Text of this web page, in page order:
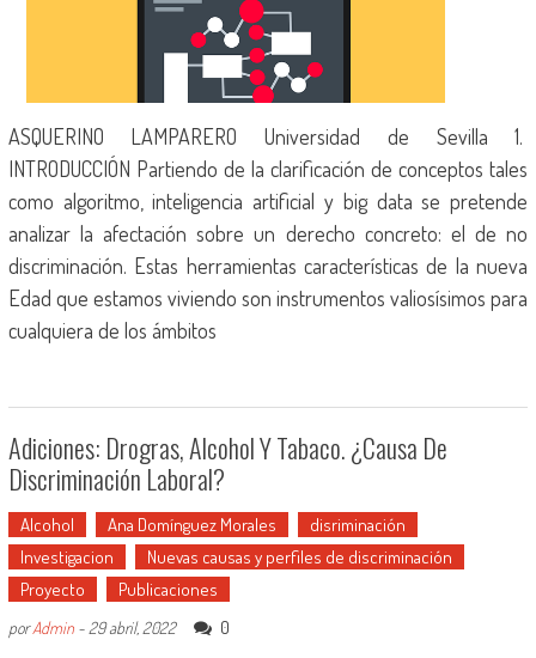
ASQUERINO LAMPARERO Universidad de Sevilla 1.
INTRODUCCIÓN Partiendo de la clarificación de conceptos tales
como algoritmo, inteligencia artificial y big data se pretende
analizar la afectación sobre un derecho concreto: el de no
discriminación. Estas herramientas características de la nueva
Edad que estamos viviendo son instrumentos valiosísimos para
cualquiera de los ámbitos
Adiciones: Drogras, Alcohol Y Tabaco. ¿Causa De
Discriminación Laboral?
Alcohol Ana Domínguez Morales
disriminación
Investigacion
Nuevas causas y perfiles de discriminación
Proyecto
Publicaciones
porAdmin- 29 abril, 2022 0